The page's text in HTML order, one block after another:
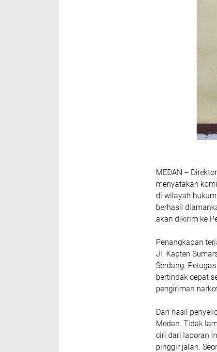
MEDAN –
menyatakan
di wilayah
berhasil
akan dikirim ke
Penangkapan
Jl. Kapten
Serdang.
bertindak cepat
pengiriman
Dari hasil
Medan. Tidak
ciri dari laporan
pinggir jalan.